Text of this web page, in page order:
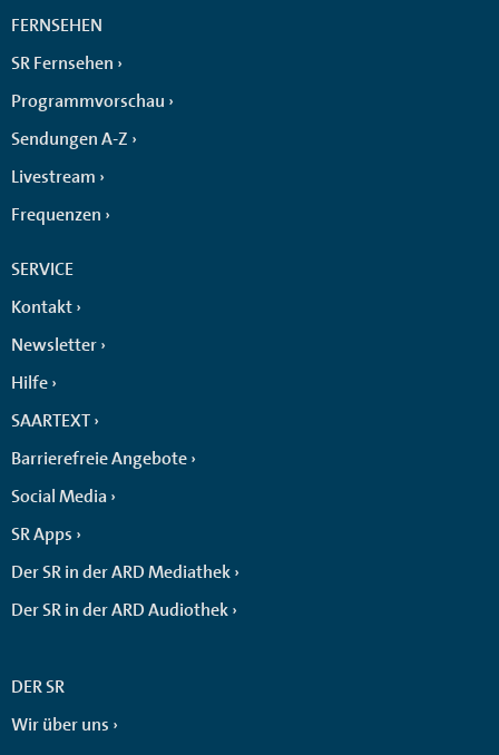
FERNSEHEN
SR Fernsehen
Programmvorschau
Sendungen A-Z
Livestream
Frequenzen
SERVICE
Kontakt
Newsletter
Hilfe
SAARTEXT
Barrierefreie Angebote
Social Media
SR Apps
Der SR in der ARD Mediathek
Der SR in der ARD Audiothek
DER SR
Wir über uns